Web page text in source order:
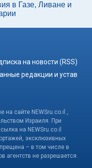
в Газе, Ливане и
на новости (RSS)
редакции и устав
сайте NEWSru.co.il ,
Израиля. При
на NEWSru.co.il
эксклюзивных
– в том числе в
агентств не разрешается.